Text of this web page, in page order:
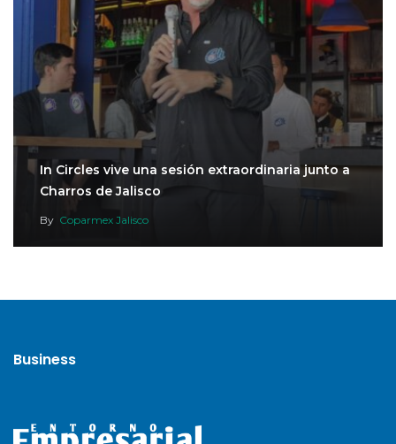
In Circles vive una sesión extraordinaria junto a
Charros de Jalisco
By Coparmex Jalisco
Business